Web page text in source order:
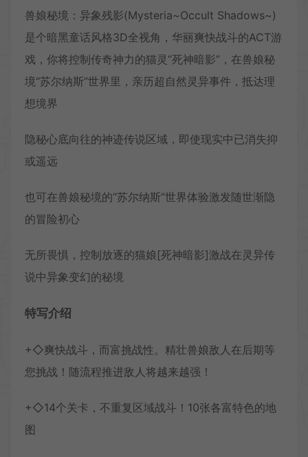
兽娘秘境：异象残影(Mysteria~Occult Shadows~)
是个暗黑童话风格3D全视角，华丽爽快战斗的ACT游
戏，你将控制传奇神力的猫灵“死神暗影”，在兽娘秘
境“苏尔纳斯”世界里，亲历超自然灵异事件，抵达理
想境界
隐秘心底向往的神迹传说区域，即使现实中已消失抑
或遥远
也可在兽娘秘境的“苏尔纳斯”世界体验激发随世渐隐
的冒险初心
无所畏惧，控制放逐的猫娘[死神暗影]激战在灵异传
说中异象变幻的秘境
特写介绍
+◇爽快战斗，而富挑战性。精壮兽娘敌人在后期等
您挑战！随流程推进敌人将越来越强！
+◇14个关卡，不重复区域战斗！10张各富特色的地
图